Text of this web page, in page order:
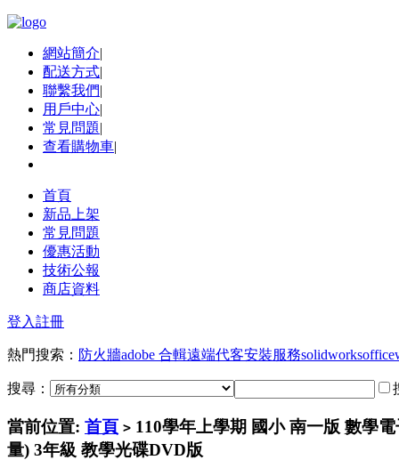
網站簡介|
配送方式|
聯繫我們|
用戶中心|
常見問題|
查看購物車|
首頁
新品上架
常見問題
優惠活動
技術公報
商店資料
登入註冊
熱門搜索： 防火牆adobe 合輯遠端代客安裝服務solidworksoffice
搜尋：
當前位置: 首頁 > 110學年上學期 國小 南一版 數學
量) 3年級 教學光碟DVD版